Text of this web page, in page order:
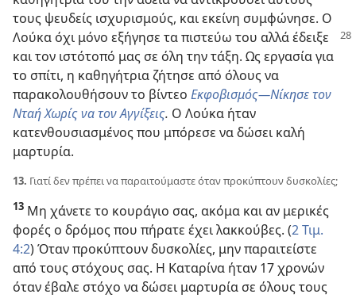
τους ψευδείς ισχυρισμούς, και εκείνη συμφώνησε. Ο
Λούκα όχι μόνο εξήγησε τα πιστεύω του αλλά έδειξε
και τον ιστότοπό μας σε όλη την τάξη. Ως εργασία για
το σπίτι, η καθηγήτρια ζήτησε από όλους να
παρακολουθήσουν το βίντεο Εκφοβισμός​—Νίκησε τον
Νταή Χωρίς να τον Αγγίξεις. Ο Λούκα ήταν
κατενθουσιασμένος που μπόρεσε να δώσει καλή
μαρτυρία.
13. Γιατί δεν πρέπει να παραιτούμαστε όταν προκύπτουν δυσκολίες;
13 Μη χάνετε το κουράγιο σας, ακόμα και αν μερικές
φορές ο δρόμος που πήρατε έχει λακκούβες. (2 Τιμ.
4:2) Όταν προκύπτουν δυσκολίες, μην παραιτείστε
από τους στόχους σας. Η Καταρίνα ήταν 17 χρονών
όταν έβαλε στόχο να δώσει μαρτυρία σε όλους τους